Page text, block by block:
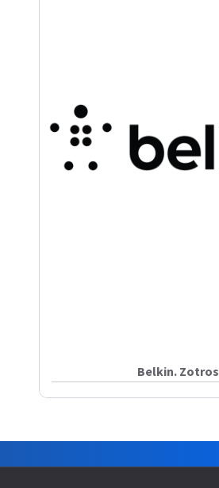
Belkin. Zotros